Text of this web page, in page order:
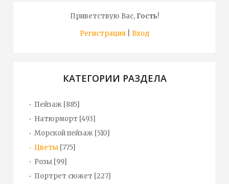
Приветствую Вас,Гость!
Регистрация
Вход
КАТЕГОРИИ РАЗДЕЛА
Пейзаж [885]
Натюрморт [493]
Морской пейзаж [510]
Цветы [775]
Розы [99]
Портрет сюжет [227]